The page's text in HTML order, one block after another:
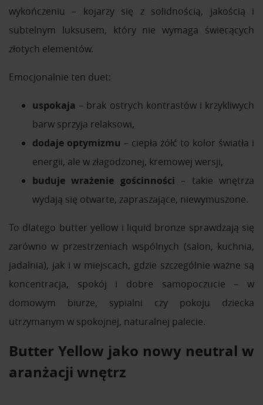
wykończeniu – kojarzy się z solidnością, jakością i
subtelnym luksusem, który nie wymaga świecących
złotych elementów.
Emocjonalnie ten duet:
uspokaja – brak ostrych kontrastów i krzykliwych
barw sprzyja relaksowi,
dodaje optymizmu – ciepła żółć to kolor światła i
energii, ale w złagodzonej, kremowej wersji,
buduje wrażenie gościnności – takie wnętrza
wydają się otwarte, zapraszające, niewymuszone.
To dlatego butter yellow i liquid bronze sprawdzają się
zarówno w przestrzeniach wspólnych (salon, kuchnia,
jadalnia), jak i w miejscach, gdzie szczególnie ważne są
koncentracja, spokój i dobre samopoczucie – w
domowym biurze, sypialni czy pokoju dziecka
utrzymanym w spokojnej, naturalnej palecie.
Butter Yellow jako nowy neutral w
aranżacji wnętrz